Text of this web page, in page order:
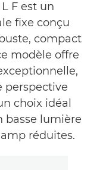
F est un
fixe conçu
compact
modèle offre
perspective
choix idéal
basse lumière
réduites.